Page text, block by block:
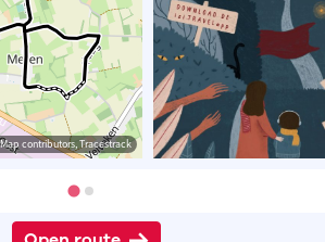
contributors, Tracestrack